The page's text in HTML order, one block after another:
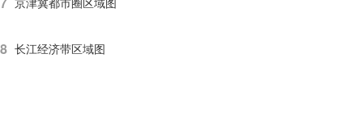
8 长江经济带区域图